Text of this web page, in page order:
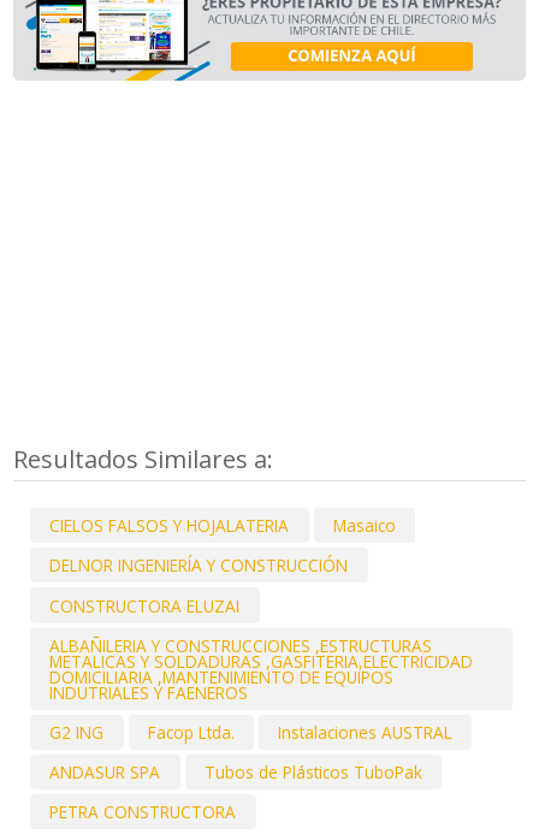
Resultados Similares a:
CIELOS FALSOS Y HOJALATERIA
Masaico
DELNOR INGENIERÍA Y CONSTRUCCIÓN
CONSTRUCTORA ELUZAI
ALBAÑILERIA Y CONSTRUCCIONES ,ESTRUCTURAS
METALICAS Y SOLDADURAS ,GASFITERIA,ELECTRICIDAD
DOMICILIARIA ,MANTENIMIENTO DE EQUIPOS
INDUTRIALES Y FAENEROS
G2 ING
Facop Ltda.
Instalaciones AUSTRAL
ANDASUR SPA
Tubos de Plásticos TuboPak
PETRA CONSTRUCTORA